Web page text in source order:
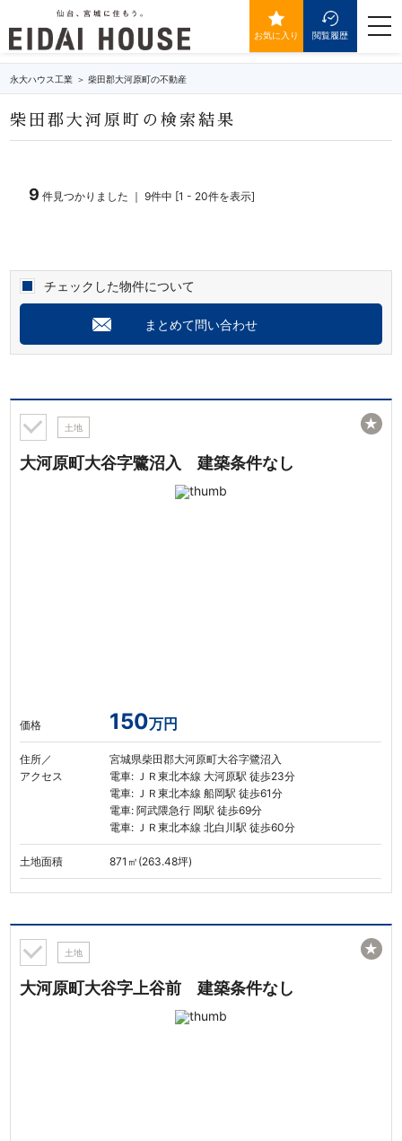
お気に入り 閲覧履歴
永大ハウス工業 柴田郡大河原町の不動産
柴田郡大河原町の検索結果
9 件見つかりました ｜ 9件中 [1 - 20件を表示]
チェックした物件について
まとめて問い合わせ
土地
大河原町大谷字鷺沼入 建築条件なし
価格 150万円
住所／
アクセス
宮城県柴田郡大河原町大谷字鷺沼入
電車: ＪＲ東北本線 大河原駅 徒歩23分
電車: ＪＲ東北本線 船岡駅 徒歩61分
電車: 阿武隈急行 岡駅 徒歩69分
電車: ＪＲ東北本線 北白川駅 徒歩60分
土地面積 871㎡(263.48坪)
★
土地
大河原町大谷字上谷前 建築条件なし
★